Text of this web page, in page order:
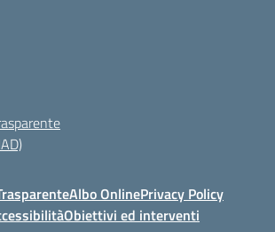
Albo OnlinePrivacy Policy
Obiettivi ed interventi